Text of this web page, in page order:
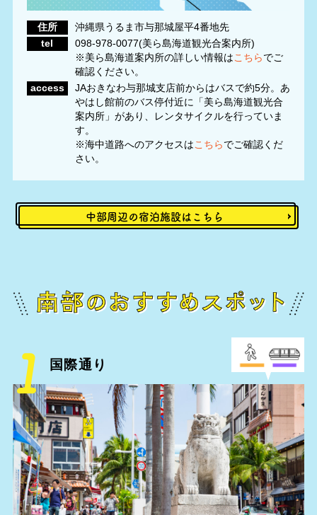
住所
沖縄県うるま市与那城屋平4番地先
tel
098-978-0077(美ら島海道観光合案内所)
※美ら島海道案内所の詳しい情報は こちら でご
確認ください。
access
JAおきなわ与那城支店前からはバスで約5分。あ
やはし館前のバス停付近に「美ら島海道観光合
案内所」があり、レンタサイクルを行っていま
す。
※海中道路へのアクセスはこちら でご確認くだ
さい。
中部周辺の宿泊施設はこちら
国際通り